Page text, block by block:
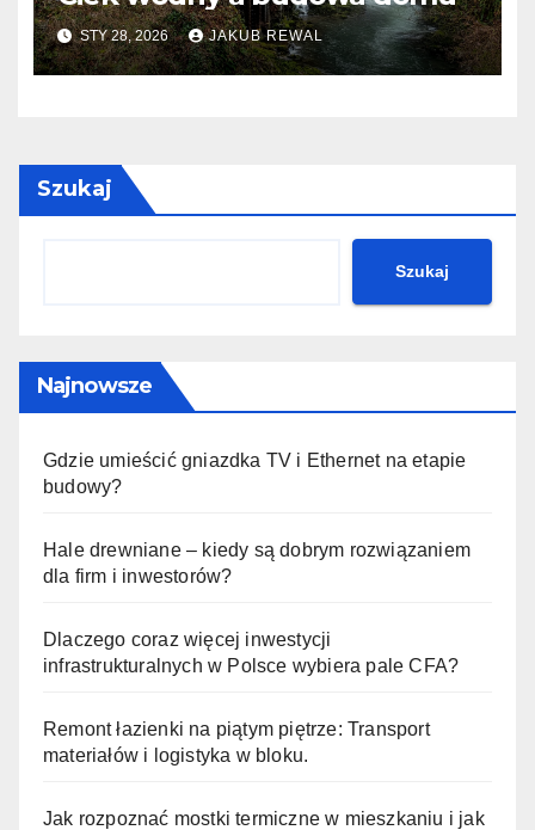
STY 28, 2026 JAKUB REWAL
Szukaj
Szukaj
Najnowsze
Gdzie umieścić gniazdka TV i Ethernet na etapie
budowy?
Hale drewniane – kiedy są dobrym rozwiązaniem
dla firm i inwestorów?
Dlaczego coraz więcej inwestycji
infrastrukturalnych w Polsce wybiera pale CFA?
Remont łazienki na piątym piętrze: Transport
materiałów i logistyka w bloku.
Jak rozpoznać mostki termiczne w mieszkaniu i jak